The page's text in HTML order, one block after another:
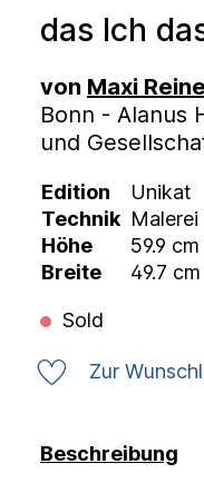
das Ich
von Maxi
Bonn - Alanus
und
Edition
Unikat
Technik Malerei
Höhe
59.9 cm
Breite
49.7 cm
Sold
Zur
Beschreibung